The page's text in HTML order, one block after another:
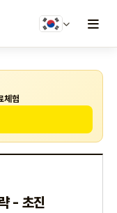
체험
- 초진